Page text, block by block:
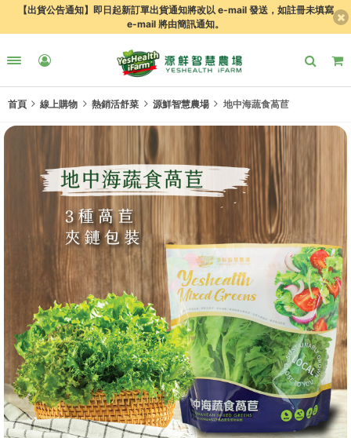
【出貨公告通知】即日起新訂單出貨通知將改以 e-mail 發送，如註冊未填寫
e-mail 將由簡訊通知。
首頁 線上購物 熱銷活舒菜 源鮮智慧農場 地中海蔬食萵苣